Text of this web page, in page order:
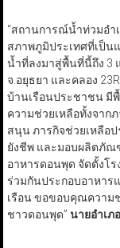
“สถานการณ์น้ำท่วมอำ
สภาพภูมิประเทศที่เป็น
น้ำที่ลงมาสู่พื้นที่นี้ถึง 3
จ.อยุธยา และคลอง
บ้านเรือนประชาชน มีพื้
ความช่วยเหลือทั้งจาก
สนุน ภารกิจช่วยเหลือ
ยังชีพ และมอบผลิตภั
อาหารดอนพุด จัดตั้งโ
ร่วมกันประกอบอาหาร
เรือน ขอขอบคุณความ
ชาวดอนพุด” นายอำเภ